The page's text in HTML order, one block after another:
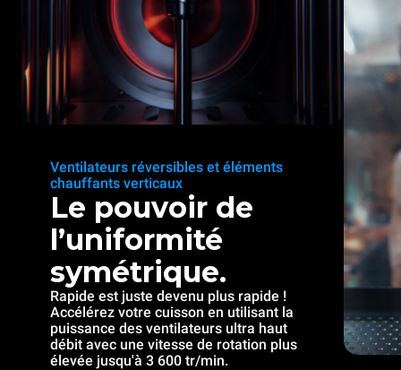
Ventilateurs réversibles et éléments
chauffants verticaux
Le pouvoir de
l’uniformité
symétrique.
Rapide est juste devenu plus rapide !
Accélérez votre cuisson en utilisant la
puissance des ventilateurs ultra haut
débit avec une vitesse de rotation plus
élevée jusqu'à 3 600 tr/min.